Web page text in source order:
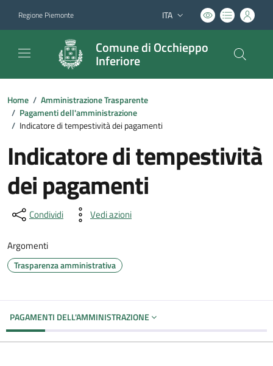
Regione Piemonte Lingua attiva:
ITA
Comune di Occhieppo
Inferiore
Home / Amministrazione Trasparente
/ Pagamenti dell'amministrazione
/ Indicatore di tempestività dei pagamenti
Indicatore di tempestività
dei pagamenti
Condividi Vedi azioni
Argomenti
Trasparenza amministrativa
PAGAMENTI DELL'AMMINISTRAZIONE